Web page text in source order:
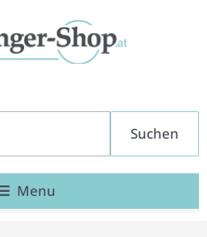
Suchen
Menu